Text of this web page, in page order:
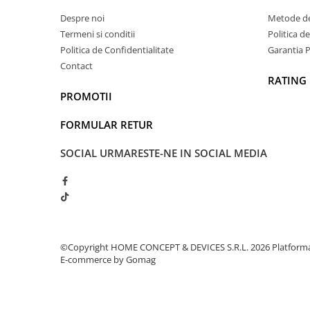
Constructia sa robusta din polipropilena
rezistenta foarte buna atat pentru sarcini
Despre noi
Termeni si conditii
Politica de Confidentialitate
Contact
PROMOTII
FORMULAR RETUR
Metode
Politica
Garantia
RATING
SOCIAL URMARESTE-NE IN SOCIAL MEDIA
©Copyright HOME CONCEPT & DEVICES S.R.L. 2026
E-commerce by Gomag